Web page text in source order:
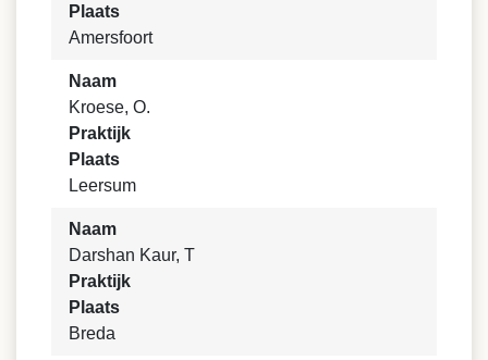
Plaats
Amersfoort
Naam
Kroese, O.
Praktijk
Plaats
Leersum
Naam
Darshan Kaur, T
Praktijk
Plaats
Breda